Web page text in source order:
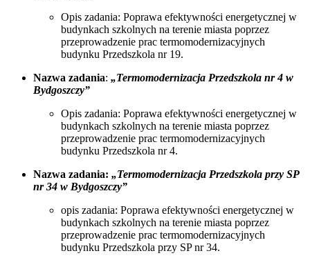
Opis zadania: Poprawa efektywności energetycznej w
budynkach szkolnych na terenie miasta poprzez
przeprowadzenie prac termomodernizacyjnych
budynku Przedszkola nr 19.
Nazwa zadania: „Termomodernizacja Przedszkola nr 4 w
Bydgoszczy”
Opis zadania: Poprawa efektywności energetycznej w
budynkach szkolnych na terenie miasta poprzez
przeprowadzenie prac termomodernizacyjnych
budynku Przedszkola nr 4.
Nazwa zadania: „Termomodernizacja Przedszkola przy SP
nr 34 w Bydgoszczy”
opis zadania: Poprawa efektywności energetycznej w
budynkach szkolnych na terenie miasta poprzez
przeprowadzenie prac termomodernizacyjnych
budynku Przedszkola przy SP nr 34.